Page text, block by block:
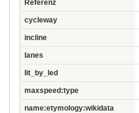
Referenz
cycleway
incline
lanes
lit_by_led
maxspeed:type
name:etymology:wikidata